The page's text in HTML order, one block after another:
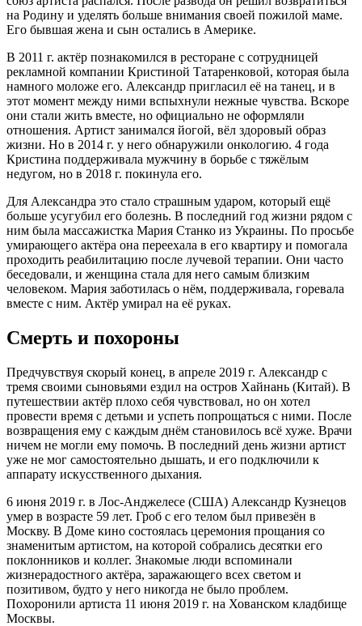
на Родину и уделять больше внимания своей пожилой маме.
Его бывшая жена и сын остались в Америке.
В 2011 г. актёр познакомился в ресторане с сотрудницей
рекламной компании Кристиной Татаренковой, которая была
намного моложе его. Александр пригласил её на танец, и в
этот момент между ними вспыхнули нежные чувства. Вскоре
они стали жить вместе, но официально не оформляли
отношения. Артист занимался йогой, вёл здоровый образ
жизни. Но в 2014 г. у него обнаружили онкологию. 4 года
Кристина поддерживала мужчину в борьбе с тяжёлым
недугом, но в 2018 г. покинула его.
Для Александра это стало страшным ударом, который ещё
больше усугубил его болезнь. В последний год жизни рядом с
ним была массажистка Мария Станко из Украины. По просьбе
умирающего актёра она переехала в его квартиру и помогала
проходить реабилитацию после лучевой терапии. Они часто
беседовали, и женщина стала для него самым близким
человеком. Мария заботилась о нём, поддерживала, горевала
вместе с ним. Актёр умирал на её руках.
Смерть и похороны
Предчувствуя скорый конец, в апреле 2019 г. Александр с
тремя своими сыновьями ездил на остров Хайнань (Китай). В
путешествии актёр плохо себя чувствовал, но он хотел
провести время с детьми и успеть попрощаться с ними. После
возвращения ему с каждым днём становилось всё хуже. Врачи
ничем не могли ему помочь. В последний день жизни артист
уже не мог самостоятельно дышать, и его подключили к
аппарату искусственного дыхания.
6 июня 2019 г. в Лос-Анджелесе (США) Александр Кузнецов
умер в возрасте 59 лет. Гроб с его телом был привезён в
Москву. В Доме кино состоялась церемония прощания со
знаменитым артистом, на которой собрались десятки его
поклонников и коллег. Знакомые люди вспоминали
жизнерадостного актёра, заражающего всех светом и
позитивом, будто у него никогда не было проблем.
Похоронили артиста 11 июня 2019 г. на Хованском кладбище
Москвы.